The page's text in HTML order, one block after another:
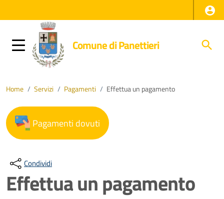
Comune di Panettieri
Home / Servizi / Pagamenti / Effettua un pagamento
Pagamenti dovuti
Condividi
Effettua un pagamento